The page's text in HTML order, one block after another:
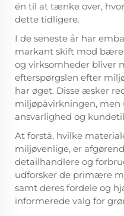
én til at tænke over,
dette tidligere.
I de seneste år har
markant skift mod
og virksomheder bliver
efterspørgslen efter
har øget. Disse æsker
miljøpåvirkningen,
ansvarlighed og
At forstå, hvilke
miljøvenlige, er
detailhandlere og
udforsker de primære
samt deres fordele og
informerede valg for